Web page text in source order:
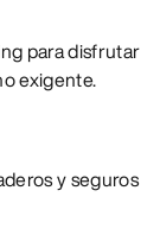
para disfrutar
exigente.
y seguros